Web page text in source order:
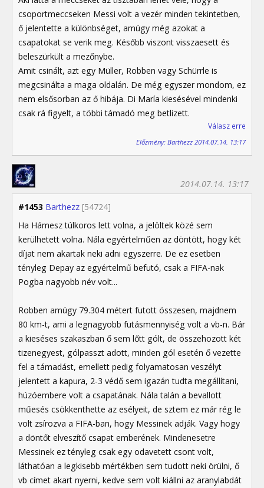
csoportmeccseken Messi volt a vezér minden tekintetben,
ő jelentette a különbséget, amúgy még azokat a
csapatokat se verik meg. Később viszont visszaesett és
beleszürkült a mezőnybe.
Amit csinált, azt egy Müller, Robben vagy Schürrle is
megcsinálta a maga oldalán. De még egyszer mondom, ez
nem elsősorban az ő hibája. Di María kiesésével mindenki
csak rá figyelt, a többi támadó meg betlizett.
Válasz erre
Előzmény: Barthezz 2014.07.14. 13:17
#1453 Barthezz [54724]
2014.07.14. 13:17
Ha Hámesz túlkoros lett volna, a jelöltek közé sem
kerülhetett volna. Nála egyértelműen az döntött, hogy két
díjat nem akartak neki adni egyszerre. De ez esetben
tényleg Depay az egyértelmű befutó, csak a FIFA-nak
Pogba nagyobb név volt...
Robben amúgy 79.304 métert futott összesen, majdnem
80 km-t, ami a legnagyobb futásmennyiség volt a vb-n. Bár
a kieséses szakaszban ő sem lőtt gólt, de összehozott két
tizenegyest, gólpasszt adott, minden gól esetén ő vezette
fel a támadást, emellett pedig folyamatosan veszélyt
jelentett a kapura, 2-3 védő sem igazán tudta megállítani,
húzóembere volt a csapatának. Nála talán a bevallott
műesés csökkenthette az esélyeit, de sztem ez már rég le
volt zsírozva a FIFA-ban, hogy Messinek adják. Vagy hogy
a döntőt elveszítő csapat emberének. Mindenesetre
Messinek ez tényleg csak egy odavetett csont volt,
láthatóan a legkisebb mértékben sem tudott neki örülni, ő
vb címet akart nyerni, kedve sem volt kiállni az aranylabdát